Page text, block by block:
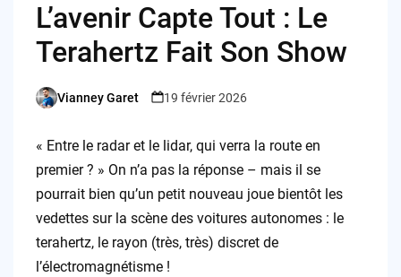
L’avenir Capte Tout : Le
Terahertz Fait Son Show
Posted
Vianney Garet 19 février 2026
« Entre le radar et le lidar, qui verra la route en
premier ? » On n’a pas la réponse – mais il se
pourrait bien qu’un petit nouveau joue bientôt les
vedettes sur la scène des voitures autonomes : le
terahertz, le rayon (très, très) discret de
l’électromagnétisme !